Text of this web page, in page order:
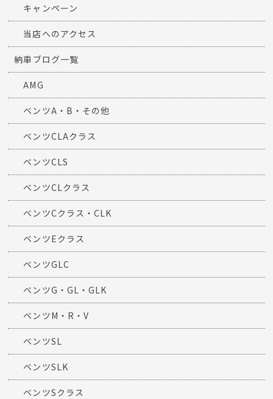
キャンペーン
当店へのアクセス
納車ブログ一覧
AMG
ベンツA・B・その他
ベンツCLAクラス
ベンツCLS
ベンツCLクラス
ベンツCクラス・CLK
ベンツEクラス
ベンツGLC
ベンツG・GL・GLK
ベンツM・R・V
ベンツSL
ベンツSLK
ベンツSクラス